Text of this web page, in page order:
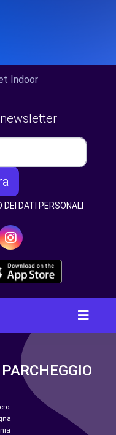
Indoor
DATI PERSONALI